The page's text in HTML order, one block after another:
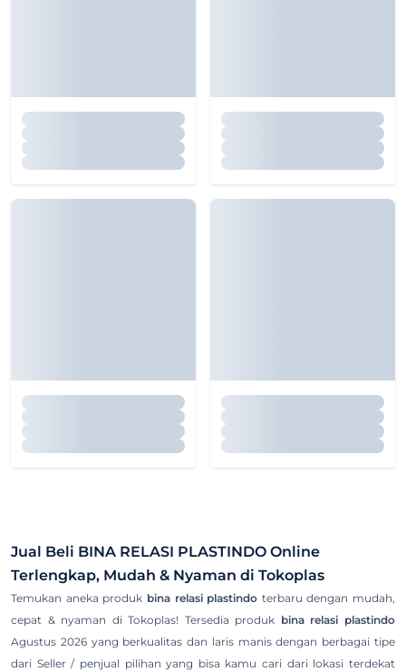
Jual Beli BINA RELASI PLASTINDO Online
Terlengkap, Mudah & Nyaman di Tokoplas
Temukan aneka produk bina relasi plastindo terbaru dengan mudah,
cepat & nyaman di Tokoplas! Tersedia produk bina relasi plastindo
Agustus 2026 yang berkualitas dan laris manis dengan berbagai tipe
dari Seller / penjual pilihan yang bisa kamu cari dari lokasi terdekat